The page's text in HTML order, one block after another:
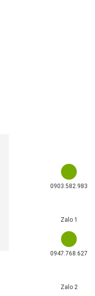
0903.582.983
Zalo 1
0947.768.627
Zalo 2